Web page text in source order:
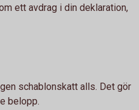
ett avdrag i din deklaration,
schablonskatt alls. Det gör
belopp.